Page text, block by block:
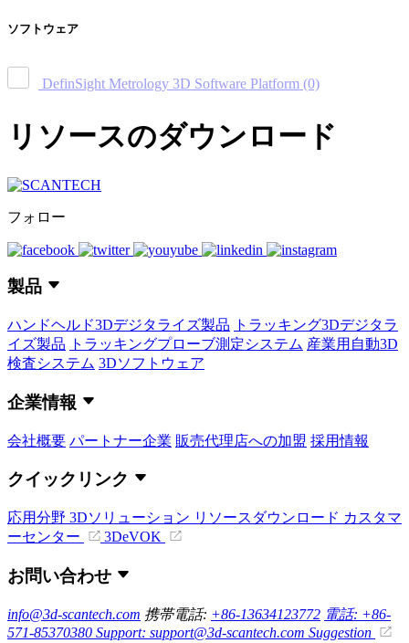
ソフトウェア
DefinSight Metrology 3D Software Platform (0)
リソースのダウンロード
フォロー
製品
ハンドヘルド3Dデジタライズ製品
トラッキング3Dデジタラ
イズ製品
トラッキングプローブ測定システム 産業用自動3D
検査システム 3Dソフトウェア
企業情報
会社概要 パートナー企業 販売代理店への加盟 採用情報
クイックリンク
応用分野 3Dソリューション リソースダウンロード カスタマ
ーセンター
3DeVOK
お問い合わせ
info@3d-scantech.com 携帯電話: +86-13634123772 電話: +86-
571-85370380 Support: support@3d-scantech.com Suggestion